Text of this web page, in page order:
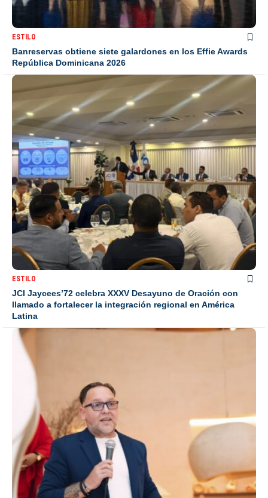
ESTILO
Banreservas obtiene siete galardones en los Effie Awards
República Dominicana 2026
ESTILO
JCI Jaycees’72 celebra XXXV Desayuno de Oración con
llamado a fortalecer la integración regional en América
Latina